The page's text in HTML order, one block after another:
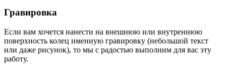
Гравировка
Если вам хочется нанести на внешнюю или внутреннюю
поверхность колец именную гравировку (небольшой текст
или даже рисунок), то мы с радостью выполним для вас эту
работу.